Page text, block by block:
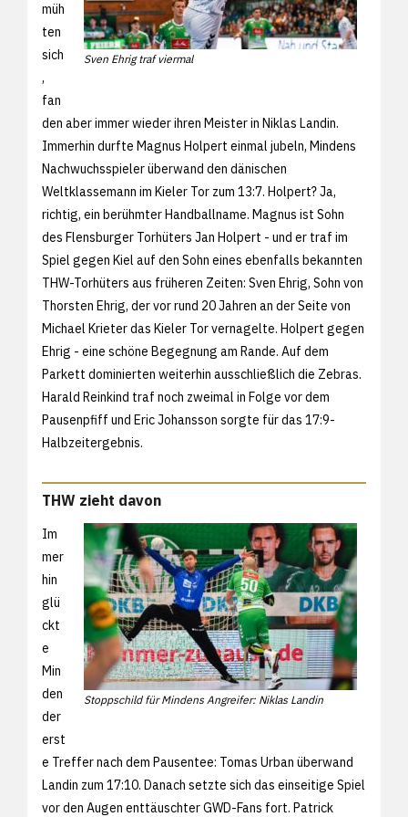
Sven Ehrig traf viermal
müh
ten
sich
,
fan
den aber immer wieder ihren Meister in Niklas Landin.
Immerhin durfte Magnus Holpert einmal jubeln, Mindens
Nachwuchsspieler überwand den dänischen
Weltklassemann im Kieler Tor zum 13:7. Holpert? Ja,
richtig, ein berühmter Handballname. Magnus ist Sohn
des Flensburger Torhüters Jan Holpert - und er traf im
Spiel gegen Kiel auf den Sohn eines ebenfalls bekannten
THW-Torhüters aus früheren Zeiten: Sven Ehrig, Sohn von
Thorsten Ehrig, der vor rund 20 Jahren an der Seite von
Michael Krieter das Kieler Tor vernagelte. Holpert gegen
Ehrig - eine schöne Begegnung am Rande. Auf dem
Parkett dominierten weiterhin ausschließlich die Zebras.
Harald Reinkind traf noch zweimal in Folge vor dem
Pausenpfiff und Eric Johansson sorgte für das 17:9-
Halbzeitergebnis.
THW zieht davon
Stoppschild für Mindens Angreifer: Niklas Landin
Im
mer
hin
glü
ckt
e
Min
den
der
erst
e Treffer nach dem Pausentee: Tomas Urban überwand
Landin zum 17:10. Danach setzte sich das einseitige Spiel
vor den Augen enttäuschter GWD-Fans fort. Patrick